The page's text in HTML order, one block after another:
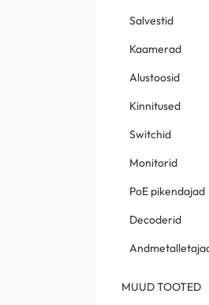
Salvestid
Kaamerad
Alustoosid
Kinnitused
Switchid
Monitorid
PoE pikendajad
Decoderid
MUUD TOOTED